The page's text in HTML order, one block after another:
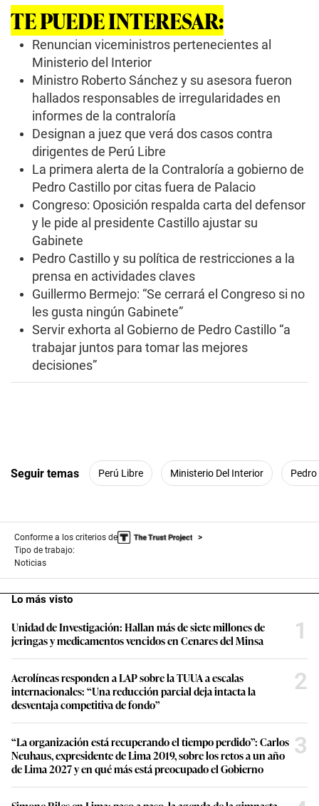
s
o
TE PUEDE INTERESAR:
Renuncian viceministros pertenecientes al
Ministerio del Interior
Ministro Roberto Sánchez y su asesora fueron
hallados responsables de irregularidades en
informes de la contraloría
Designan a juez que verá dos casos contra
dirigentes de Perú Libre
La primera alerta de la Contraloría a gobierno de
Pedro Castillo por citas fuera de Palacio
Congreso: Oposición respalda carta del defensor
y le pide al presidente Castillo ajustar su
Gabinete
Pedro Castillo y su política de restricciones a la
prensa en actividades claves
Guillermo Bermejo: “Se cerrará el Congreso si no
les gusta ningún Gabinete”
Servir exhorta al Gobierno de Pedro Castillo “a
trabajar juntos para tomar las mejores
decisiones”
Seguir temas Perú Libre Ministerio Del Interior
Conforme a los criterios de
Tipo de trabajo:
Noticias
Lo más visto
Unidad de Investigación: Hallan más de siete millones de
jeringas y medicamentos vencidos en Cenares del Minsa
1
Aerolíneas responden a LAP sobre la TUUA a escalas
internacionales: “Una reducción parcial deja intacta la
desventaja competitiva de fondo”
2
“La organización está recuperando el tiempo perdido”: Carlos
Neuhaus, expresidente de Lima 2019, sobre los retos a un año
de Lima 2027 y en qué más está preocupado el Gobierno
3